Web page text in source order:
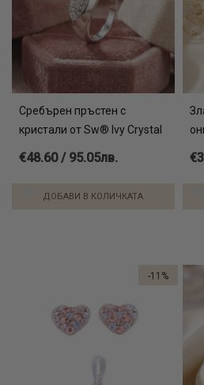
Сребърен пръстен с
кристали от Sw® Ivy Crystal
€48.60 / 95.05лв.
ДОБАВИ В КОЛИЧКАТА
-11%